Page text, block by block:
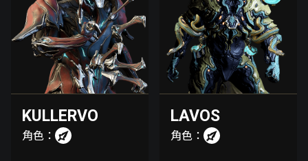
KULLERVO
角色：
LAVOS
角色：